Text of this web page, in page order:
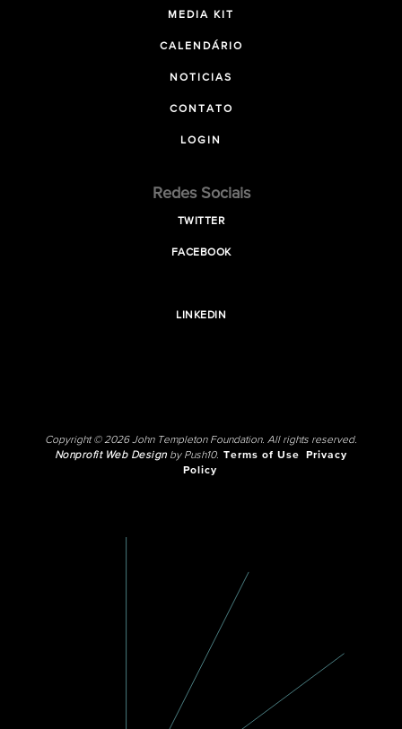
MEDIA KIT
CALENDÁRIO
NOTICIAS
CONTATO
LOGIN
Redes Sociais
TWITTER
FACEBOOK
LINKEDIN
Copyright © 2026 John Templeton Foundation. All rights reserved.
Nonprofit Web Designby Push10. Terms of Use
Privacy
Policy